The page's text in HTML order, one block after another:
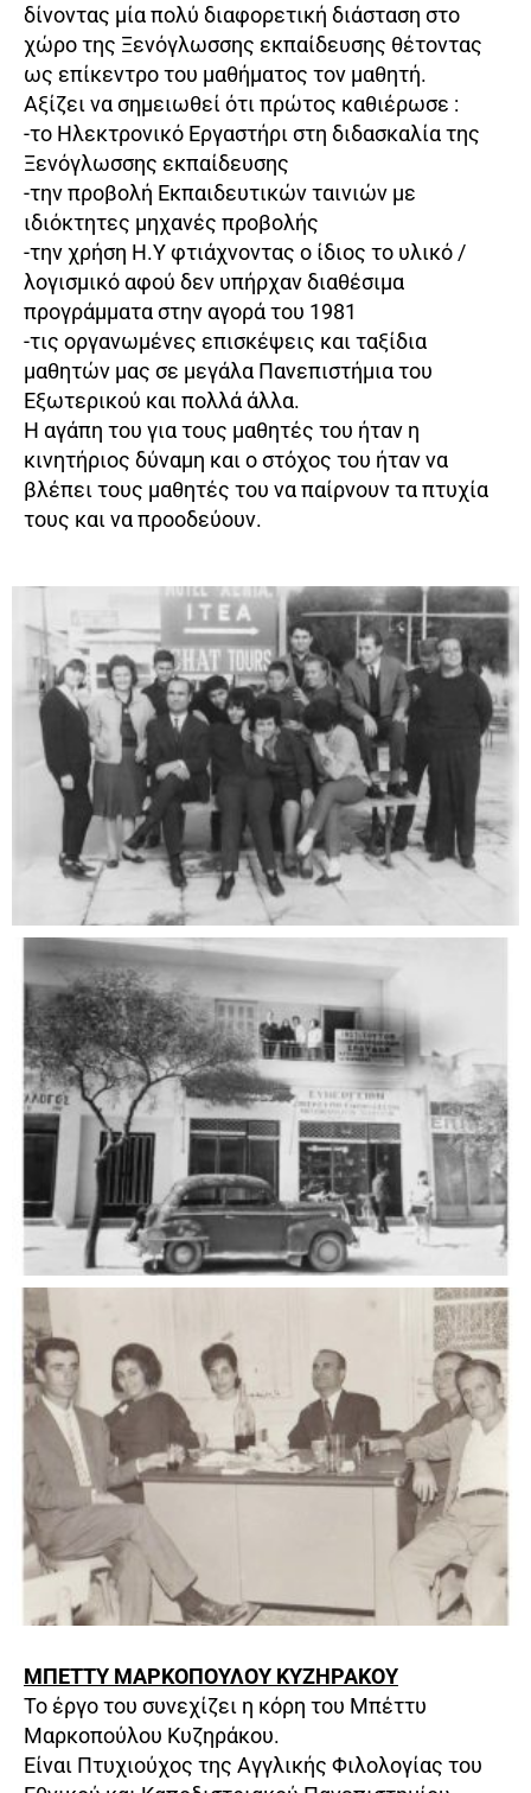
δίνοντας μία πολύ διαφορετική διάσταση στο
χώρο της Ξενόγλωσσης εκπαίδευσης θέτοντας
ως επίκεντρο του μαθήματος τον μαθητή.
Αξίζει να σημειωθεί ότι πρώτος καθιέρωσε :
-το Ηλεκτρονικό Εργαστήρι στη διδασκαλία της
Ξενόγλωσσης εκπαίδευσης
-την προβολή Εκπαιδευτικών ταινιών με
ιδιόκτητες μηχανές προβολής
-την χρήση Η.Υ φτιάχνοντας ο ίδιος το υλικό /
λογισμικό αφού δεν υπήρχαν διαθέσιμα
προγράμματα στην αγορά του 1981
-τις οργανωμένες επισκέψεις και ταξίδια
μαθητών μας σε μεγάλα Πανεπιστήμια του
Εξωτερικού και πολλά άλλα.
Η αγάπη του για τους μαθητές του ήταν η
κινητήριος δύναμη και ο στόχος του ήταν να
βλέπει τους μαθητές του να παίρνουν τα πτυχία
τους και να προοδεύουν.
ΜΠΕΤΤΥ ΜΑΡΚΟΠΟΥΛΟΥ ΚΥΖΗΡΑΚΟΥ
Το έργο του συνεχίζει η κόρη του Μπέττυ
Μαρκοπούλου Κυζηράκου.
Είναι Πτυχιούχος της Αγγλικής Φιλολογίας του